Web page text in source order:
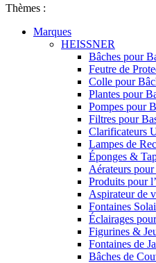
Thèmes :
Marques
HEISSNER
Bâches pour
Feutre de
Colle pour
Plantes pour
Pompes pour
Filtres pour
Clarificateurs
Lampes de
Éponges &
Aérateurs
Produits pour
Aspirateur de
Fontaines
Éclairages
Figurines &
Fontaines de
Bâches de